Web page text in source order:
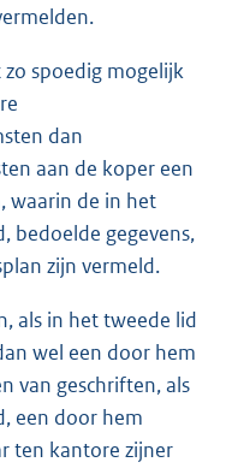
spoedig mogelijk
dan
aan de koper een
waarin de in het
bedoelde gegevens,
zijn vermeld.
als in het tweede lid
wel een door hem
van geschriften, als
een door hem
ten kantore zijner